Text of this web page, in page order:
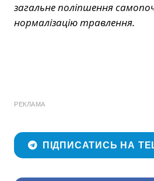
загальне поліпшення
нормалізацію травлення.
РЕКЛАМА
ПІДПИСАТИСЬ НА